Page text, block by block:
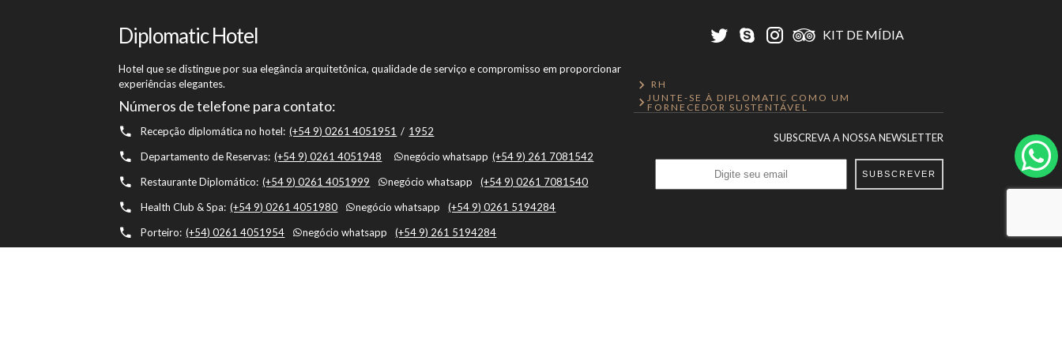
Diplomatic Hotel
Hotel que se distingue por sua elegância arquitetônica, qualidade de serviço e compromisso em proporcionar
experiências elegantes.
Números de telefone para contato:
Recepção diplomática no hotel: (+54 9) 0261 4051951 / 1952
Departamento de Reservas: (+54 9) 0261 4051948 negócio whatsapp (+54 9) 261 7081542
Restaurante Diplomático: (+54 9) 0261 4051999 negócio whatsapp
(+54 9) 0261 7081540
Health Club & Spa: (+54 9) 0261 4051980 negócio whatsapp
(+54 9) 0261 5194284
Porteiro: (+54) 0261 4051954 negócio whatsapp
(+54 9) 261 5194284
KIT DE MÍDIA
RH
JUNTE-SE À DIPLOMATIC COMO UM
FORNECEDOR SUSTENTÁVEL
SUBSCREVA A NOSSA NEWSLETTER
SUBSCREVER